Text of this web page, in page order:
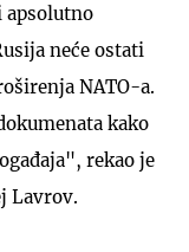
apsolutno
neće ostati
NATO-a.
kako
rekao je
Lavrov.